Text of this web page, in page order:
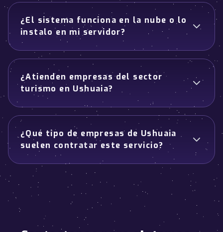
¿El sistema funciona en la nube o lo
instalo en mi servidor?
¿Atienden empresas del sector
turismo en Ushuaia?
¿Qué tipo de empresas de Ushuaia
suelen contratar este servicio?